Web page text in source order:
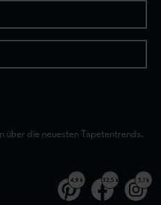
über die neuesten Tapetentrends.
4,9 k 32,5 k 3,1 k